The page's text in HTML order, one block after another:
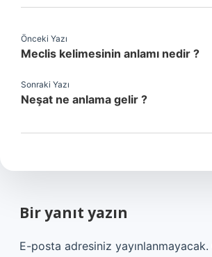
Önceki Yazı
Meclis kelimesinin anlamı nedir ?
Sonraki Yazı
Neşat ne anlama gelir ?
Bir yanıt yazın
E-posta adresiniz yayınlanmayacak.